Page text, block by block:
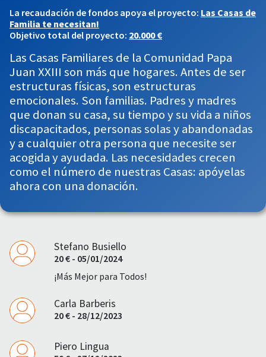
La recaudación de fondos apoya el proyecto: Las Casas de
Familia te necesitan!
Objetivo total del proyecto: 20.000 €
Las Casas Familiares de la Comunidad Papa
Juan XXIII son más que hogares. Antes de ser
estructuras físicas, son estructuras
emocionales. Son familias. Padres y madres
que donan su casa, su tiempo y su vida a niños
discapacitados, personas solas y abandonadas
y a cualquier otra persona que necesite ser
acogida y ayudada. Las necesidades crecen
como el número de nuestras Casas: apóyelas
ahora con una donación.
Stefano Busiello
20 € - 05/01/2024
¡Más Mejor para Todos!
Carla Barberis
20 € - 28/12/2023
Piero Lingua